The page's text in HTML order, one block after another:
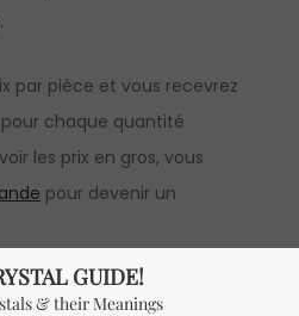
par pièce et vous recevrez
pour chaque quantité
les prix en gros, vous
pour devenir un